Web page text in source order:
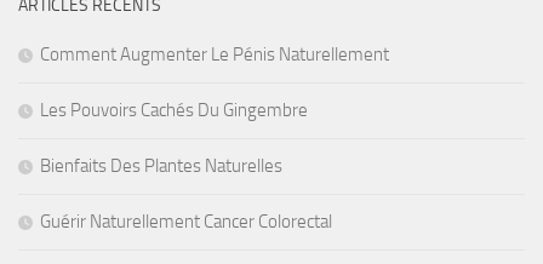
ARTICLES RÉCENTS
Comment Augmenter Le Pénis Naturellement
Les Pouvoirs Cachés Du Gingembre
Bienfaits Des Plantes Naturelles
Guérir Naturellement Cancer Colorectal